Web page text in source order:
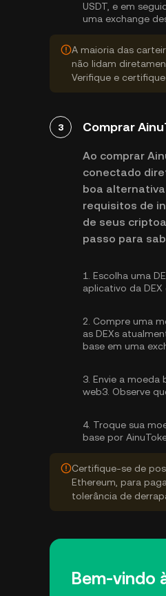
USDT, e em
uma exchange
A maioria das
não lidam
Verifique e
3 Comprar
Ao comprar
conectado
boa
requisitos de
de seus
passo para
1. Escolha uma
aplicativo da
2. Compre uma
as DEXs
base em uma
3. Envie a moeda
web3. Observe
4. Troque sua
base por
Certifique-se de
Ethereum, para
tolerância de
Bem-vindo